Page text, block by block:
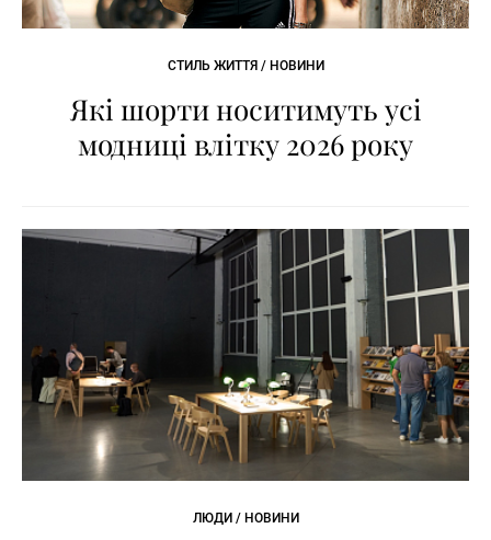
СТИЛЬ ЖИТТЯ / НОВИНИ
Які шорти носитимуть усі
модниці влітку 2026 року
ЛЮДИ / НОВИНИ